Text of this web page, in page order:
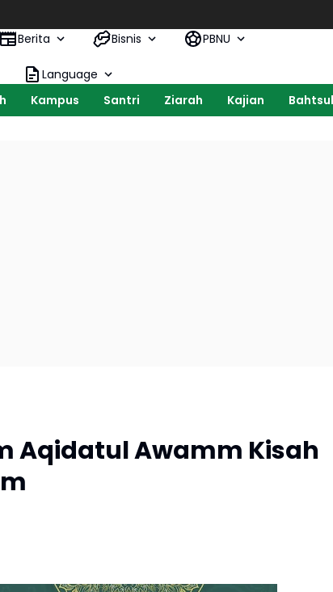
Berita Bisnis PBNU
Language
Kampus Santri Ziarah Kajian
Aqidatul Awamm Kisah